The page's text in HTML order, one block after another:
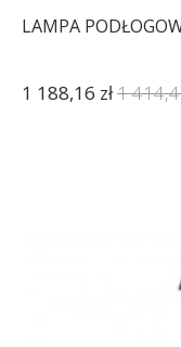
LAMPA
1 188,16 zł1